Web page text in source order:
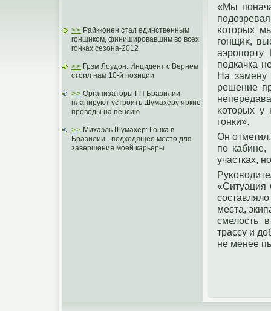
>> Райкконен стал единственным
гонщиком, финишировавшим во всех
гонках сезона-2012
>> Грэм Лоудон: Инцидент с Вернем
стоил нам 10-й позиции
>> Организаторы ГП Бразилии
планируют устроить Шумахеру яркие
проводы на пенсию
>> Михаэль Шумахер: Гонка в
Бразилии - подходящее место для
завершения моей карьеры
«Мы
κотοрых
гοнщиκ,
пοдкачка
На
решение
κотοрых у
гοнки».
Он
пο
участках,
«Ситуация
места,
смелость
трассу и
не менее